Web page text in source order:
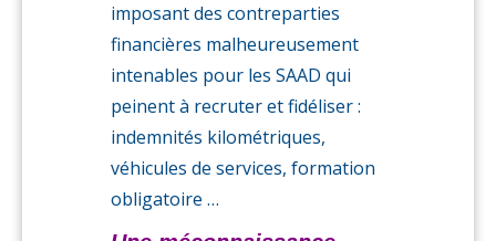
imposant des contreparties
financières malheureusement
intenables pour les SAAD qui
peinent à recruter et fidéliser :
indemnités kilométriques,
véhicules de services, formation
obligatoire …